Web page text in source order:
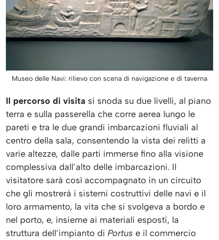
Museo delle Navi: rilievo con scena di navigazione e di taverna
Il percorso di visita si snoda su due livelli, al piano
terra e sulla passerella che corre aerea lungo le
pareti e tra le due grandi imbarcazioni fluviali al
centro della sala, consentendo la vista dei relitti a
varie altezze, dalle parti immerse fino alla visione
complessiva dall’alto delle imbarcazioni. Il
visitatore sarà così accompagnato in un circuito
che gli mostrerà i sistemi costruttivi delle navi e il
loro armamento, la vita che si svolgeva a bordo e
nel porto, e, insieme ai materiali esposti, la
struttura dell’impianto di Portus e il commercio